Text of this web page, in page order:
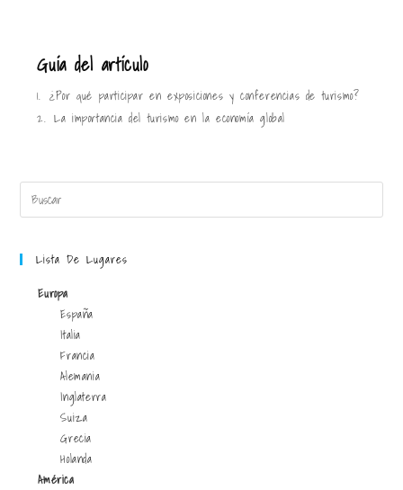
Guía del artículo
1. ¿Por qué participar en exposiciones y conferencias de turismo?
2. La importancia del turismo en la economía global
Lista De Lugares
Europa
España
Italia
Francia
Alemania
Inglaterra
Suiza
Grecia
Holanda
América